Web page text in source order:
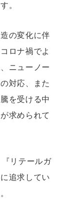
。
の変化に伴
ロナ禍でよ
ニューノー
対応、また
を受ける中
求められて
リテールガ
追求してい